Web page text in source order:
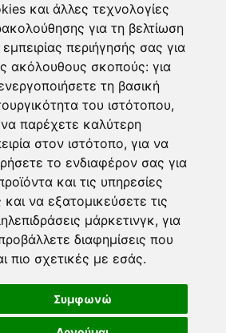
και άλλες τεχνολογίες
για τη βελτίωση
περιήγησής σας για
ακόλουθους σκοπούς: για
τη βασική
του ιστότοπου,
να παρέχετε καλύτερη
στον ιστότοπο, για να
το ενδιαφέρον σας για
και τις υπηρεσίες
και να εξατομικεύσετε τις
μάρκετινγκ, για
διαφημίσεις που
πιο σχετικές με εσάς.
Συμφωνώ
|SNG Services
Όροι Χρήσης |Δήλωση
|
Περιεχόμενο
για τα Cookies
με τη σύσταση (ΕΕ)
334|Ταυτότητα
|WEB TV| LIVE
Twitter | Youtube
RSS Feed